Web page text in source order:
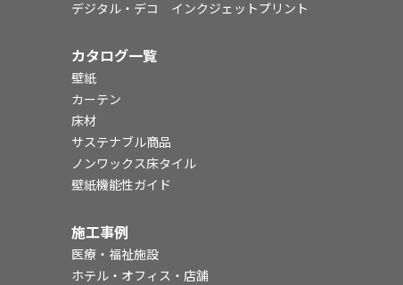
デジタル・デコ インクジェットプリント
カタログ一覧
壁紙
カーテン
床材
サステナブル商品
ノンワックス床タイル
壁紙機能性ガイド
施工事例
医療・福祉施設
ホテル・オフィス・店舗